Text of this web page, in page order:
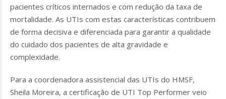
pacientes críticos internados e com redução da taxa de
mortalidade. As UTIs com estas características contribuem
de forma decisiva e diferenciada para garantir a qualidade
do cuidado dos pacientes de alta gravidade e
complexidade.
Para a coordenadora assistencial das UTIs do HMSF,
Sheila Moreira, a certificação de UTI Top Performer veio